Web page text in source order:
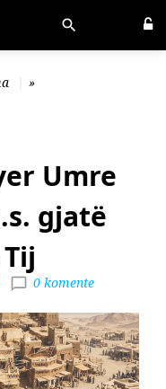
»
Umre
gjatë
0 komente